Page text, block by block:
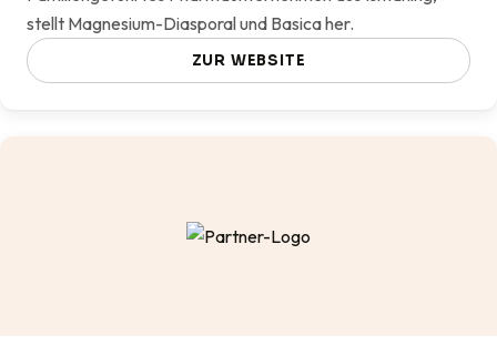
stellt Magnesium-Diasporal und Basica her.
ZUR WEBSITE